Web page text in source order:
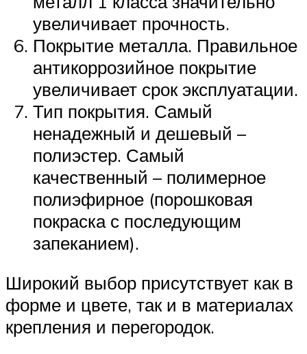
увеличивает прочность.
Покрытие металла. Правильное
антикоррозийное покрытие
увеличивает срок эксплуатации.
Тип покрытия. Самый
ненадежный и дешевый –
полиэстер. Самый
качественный – полимерное
полиэфирное (порошковая
покраска с последующим
запеканием).
Широкий выбор присутствует как в
форме и цвете, так и в материалах
крепления и перегородок.